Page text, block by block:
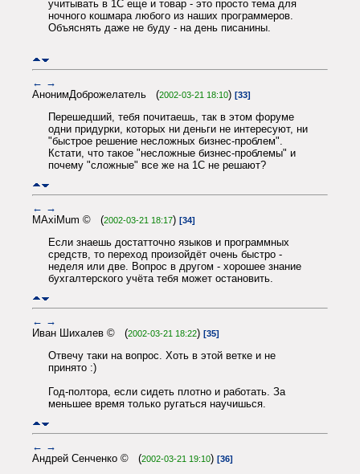
учитывать в 1С еще и товар - это просто тема для
ночного кошмара любого из наших программеров.
Объяснять даже не буду - на день писанины.
← →
АнонимДоброжелатель (2002-03-21 18:10) [33]
Перешедший, тебя почитаешь, так в этом форуме
одни придурки, которых ни деньги не интересуют, ни
"быстрое решение несложных бизнес-проблем".
Кстати, что такое "несложные бизнес-проблемы" и
почему "сложные" все же на 1С не решают?
← →
MAxiMum © (2002-03-21 18:17) [34]
Если знаешь достатточно языков и программных
средств, то переход произойдёт очень быстро -
неделя или две. Вопрос в другом - хорошее знание
бухгалтерского учёта тебя может остановить.
← →
Иван Шихалев © (2002-03-21 18:22) [35]
Отвечу таки на вопрос. Хоть в этой ветке и не
принято :)
Год-полтора, если сидеть плотно и работать. За
меньшее время только ругаться научишься.
← →
Андрей Сенченко © (2002-03-21 19:10) [36]